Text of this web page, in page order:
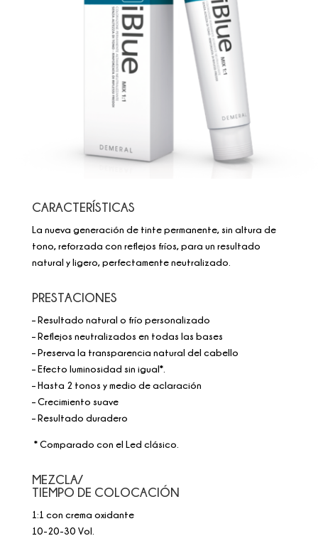
CARACTERÍSTICAS
La nueva generación de tinte permanente, sin altura de
tono, reforzada con reflejos fríos, para un resultado
natural y ligero, perfectamente neutralizado.
PRESTACIONES
– Resultado natural o frío personalizado
– Reflejos neutralizados en todas las bases
– Preserva la transparencia natural del cabello
– Efecto luminosidad sin igual*.
– Hasta 2 tonos y medio de aclaración
– Crecimiento suave
– Resultado duradero
* Comparado con el Led clásico.
MEZCLA/
TIEMPO DE COLOCACIÓN
1:1 con crema oxidante
10-20-30 Vol.